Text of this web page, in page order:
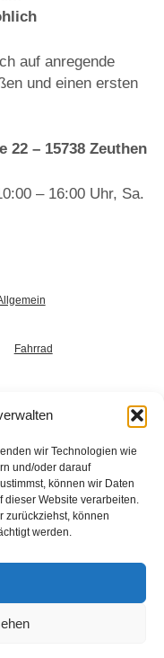
wir Technologien wie
und/oder darauf
können wir Daten
dieser Website verarbeiten.
zurückziehst, können
werden.
auf anregende
und einen ersten
22 – 15738 Zeuthen
– 16:00 Uhr, Sa.
Fahrrad